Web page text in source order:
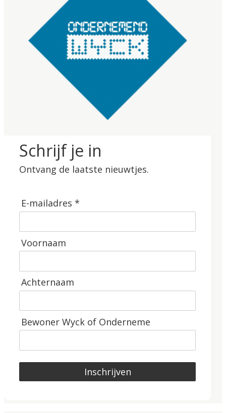
Schrijf je in
Ontvang de laatste nieuwtjes.
E-mailadres *
Voornaam
Achternaam
Bewoner Wyck of Onderneme
Inschrijven